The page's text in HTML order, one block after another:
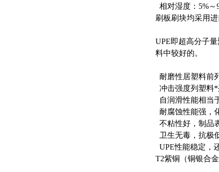
相对湿度：5%～
刷板刷块均采用
UPE即超高分子
料中较好的。
耐磨性居塑料前
冲击强度列塑料
自润滑性能相当
耐腐蚀性能强，
不粘性好，制品
卫生无毒，抗极
UPE性能稳定，
T2紫铜（铜银合